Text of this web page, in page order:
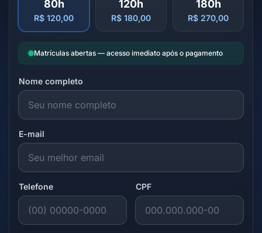
80h
R$ 120,00
120h
R$ 180,00
180h
R$ 270,00
Matrículas abertas — acesso imediato após o pagamento
Nome completo
E-mail
Telefone CPF